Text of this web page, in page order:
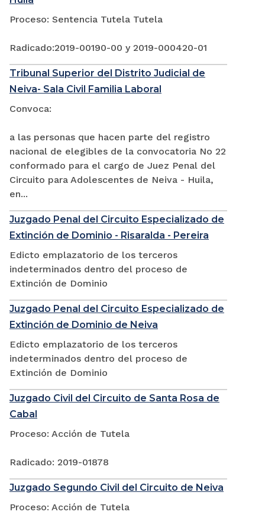
Proceso: Sentencia Tutela Tutela
Radicado:2019-00190-00 y 2019-000420-01
Tribunal Superior del Distrito Judicial de
Neiva- Sala Civil Familia Laboral
Convoca:
a las personas que hacen parte del registro
nacional de elegibles de la convocatoria No 22
conformado para el cargo de Juez Penal del
Circuito para Adolescentes de Neiva - Huila,
en...
Juzgado Penal del Circuito Especializado de
Extinción de Dominio - Risaralda - Pereira
Edicto emplazatorio de los terceros
indeterminados dentro del proceso de
Extinción de Dominio
Juzgado Penal del Circuito Especializado de
Extinción de Dominio de Neiva
Edicto emplazatorio de los terceros
indeterminados dentro del proceso de
Extinción de Dominio
Juzgado Civil del Circuito de Santa Rosa de
Cabal
Proceso: Acción de Tutela
Radicado: 2019-01878
Juzgado Segundo Civil del Circuito de Neiva
Proceso: Acción de Tutela